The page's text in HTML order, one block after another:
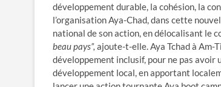
développement durable, la cohésion, la
l’organisation Aya-Chad, dans cette
national de son action, en délocalisant le
beau pays”, ajoute-t-elle. Aya Tchad à Am-
développement inclusif, pour ne pas avoir
développement local, en apportant